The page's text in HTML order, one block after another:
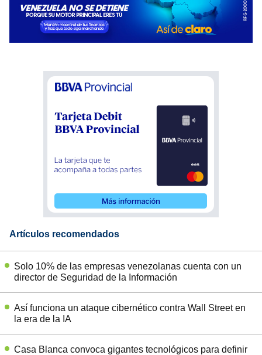
Artículos recomendados
Solo 10% de las empresas venezolanas cuenta con un
director de Seguridad de la Información
Así funciona un ataque cibernético contra Wall Street en
la era de la IA
Casa Blanca convoca gigantes tecnológicos para definir